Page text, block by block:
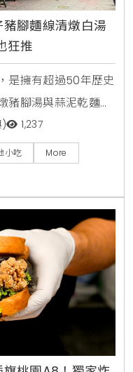
腳麵線清燉白湯
狂推
是擁有超過50年歷史
豬腳湯與蒜泥乾麵
訪。清甜奶白的湯
造訪迪化街商圈時
) 1,237
小吃 More